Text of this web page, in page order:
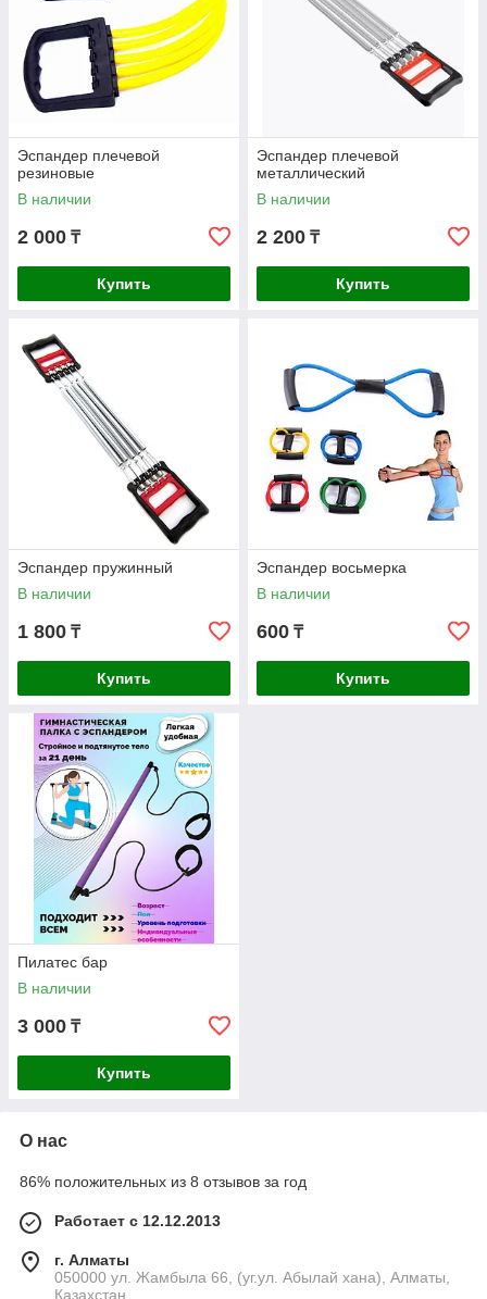
Эспандер плечевой
резиновые
В наличии
2 000 ₸
Купить
Эспандер плечевой
металлический
В наличии
2 200 ₸
Купить
Эспандер пружинный
В наличии
1 800 ₸
Купить
Эспандер восьмерка
В наличии
600 ₸
Купить
Пилатес бар
В наличии
3 000 ₸
Купить
О нас
86% положительных из 8 отзывов за год
Работает с 12.12.2013
г. Алматы
050000 ул. Жамбыла 66, (уг.ул. Абылай хана), Алматы,
Казахстан